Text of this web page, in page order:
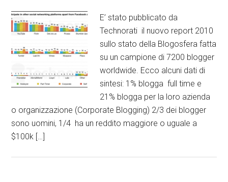
E’ stato pubblicato da
Technorati il nuovo report 2010
sullo stato della Blogosfera fatta
su un campione di 7200 blogger
worldwide. Ecco alcuni dati di
sintesi: 1% blogga full time e
21% blogga per la loro azienda
o organizzazione (Corporate Blogging) 2/3 dei blogger
sono uomini, 1/4 ha un reddito maggiore o uguale a
$100k […]